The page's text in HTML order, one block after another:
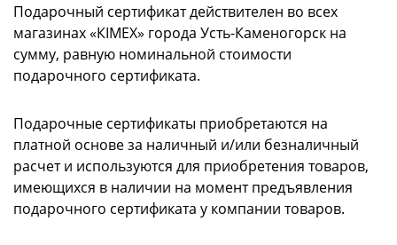
Подарочный сертификат действителен во всех
магазинах «КIMEX» города Усть-Каменогорск на
сумму, равную номинальной стоимости
подарочного сертификата.
Подарочные сертификаты приобретаются на
платной основе за наличный и/или безналичный
расчет и используются для приобретения товаров,
имеющихся в наличии на момент предъявления
подарочного сертификата у компании товаров.